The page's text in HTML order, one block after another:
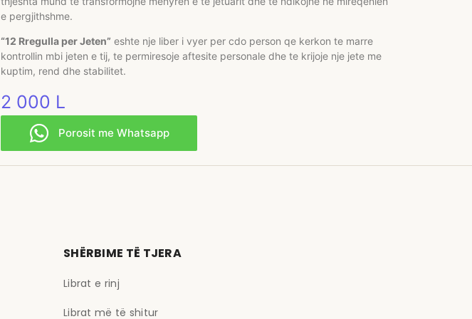
e pergjithshme.
“12 Rregulla per Jeten” eshte nje liber i vyer per cdo person qe kerkon te marre
kontrollin mbi jeten e tij, te permiresoje aftesite personale dhe te krijoje nje jete me
kuptim, rend dhe stabilitet.
2 000 L
Porosit me Whatsapp
SHËRBIME TË TJERA
Librat e rinj
Librat më të shitur